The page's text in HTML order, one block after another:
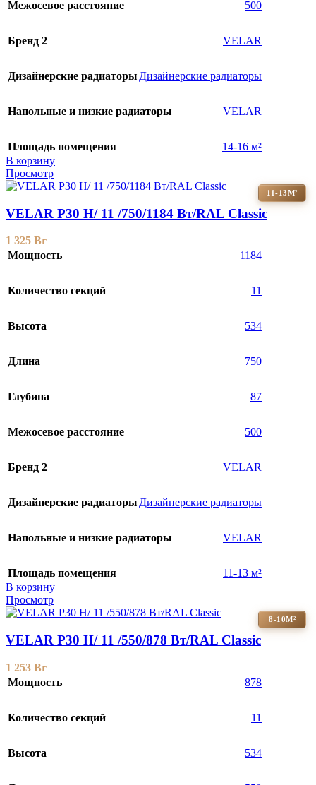
Межосевое расстояние 500
Бренд 2 VELAR
Дизайнерские радиаторы Дизайнерские радиаторы
Напольные и низкие радиаторы VELAR
Площадь помещения
14-16 м²
В корзину
Просмотр
11-13М²
VELAR P30 H/ 11 /750/1184 Вт/RAL Classic
1 325 Br
Мощность
1184
Количество секций 11
Высота 534
Длина 750
Глубина 87
Межосевое расстояние 500
Бренд 2 VELAR
Дизайнерские радиаторы Дизайнерские радиаторы
Напольные и низкие радиаторы VELAR
Площадь помещения
11-13 м²
В корзину
Просмотр
8-10М²
VELAR P30 H/ 11 /550/878 Вт/RAL Classic
1 253 Br
Мощность
878
Количество секций 11
Высота 534